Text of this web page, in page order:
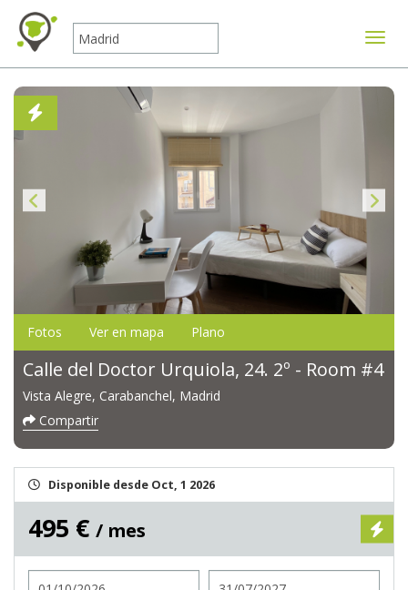
Fotos Ver en mapa Plano
Calle del Doctor Urquiola, 24. 2º - Room #4
Vista Alegre, Carabanchel, Madrid
Compartir
Disponible desde Oct, 1 2026
495 € / mes